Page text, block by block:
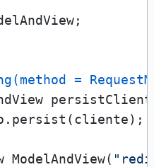
=
ModelAndView(